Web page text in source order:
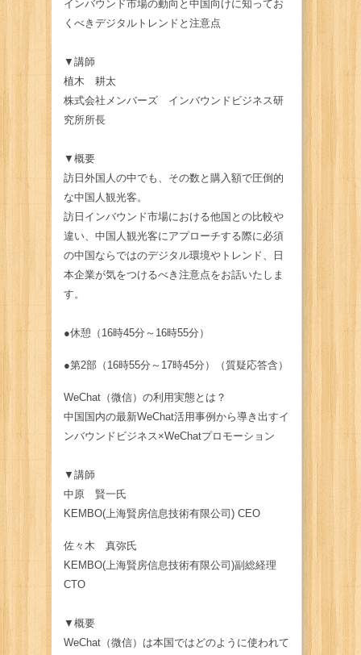
インバウンド市場の動向と中国向けに知ってお
くべきデジタルトレンドと注意点
▼講師
植木 耕太
株式会社メンバーズ インバウンドビジネス研
究所所長
▼概要
訪日外国人の中でも、その数と購入額で圧倒的
な中国人観光客。
訪日インバウンド市場における他国との比較や
違い、中国人観光客にアプローチする際に必須
の中国ならではのデジタル環境やトレンド、日
本企業が気をつけるべき注意点をお話いたしま
す。
●休憩（16時45分～16時55分）
●第2部（16時55分～17時45分）（質疑応答含）
WeChat（微信）の利用実態とは？
中国国内の最新WeChat活用事例から導き出すイ
ンバウンドビジネス×WeChatプロモーション
▼講師
中原 賢一氏
KEMBO(上海賢房信息技術有限公司) CEO
佐々木 真弥氏
KEMBO(上海賢房信息技術有限公司)副総経理
CTO
▼概要
WeChat（微信）は本国ではどのように使われて